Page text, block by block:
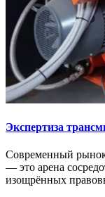
Экспертиза
Современный
— это арена
изощрённых